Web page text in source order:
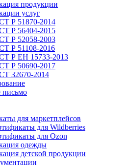
продукции
услуг
Р 51870-2014
Р 56404-2015
Р 52058-2003
Р 51108-2016
Р ЕН 15733-2013
Р 50690-2017
32670-2014
письмо
для маркетплейсов
для Wildberries
для Ozon
одежды
детской продукции